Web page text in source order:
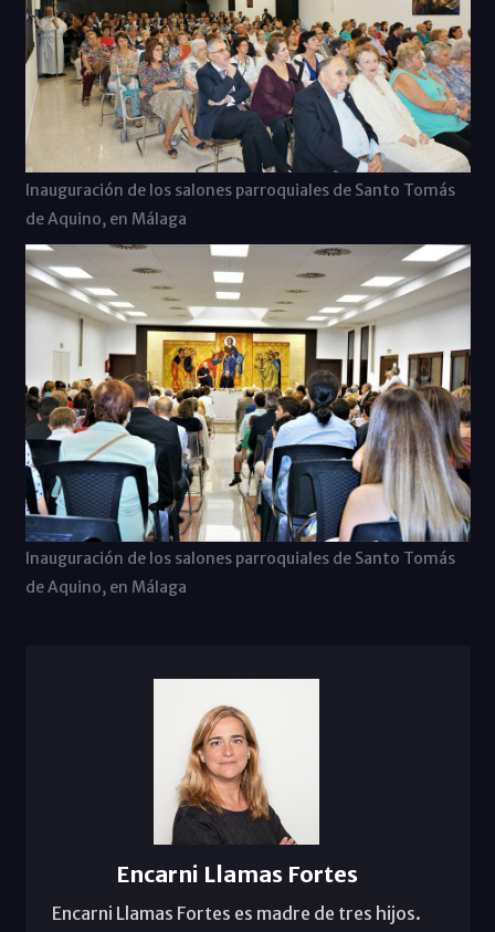
Inauguración de los salones parroquiales de Santo Tomás
de Aquino, en Málaga
Inauguración de los salones parroquiales de Santo Tomás
de Aquino, en Málaga
Encarni Llamas Fortes
Encarni Llamas Fortes es madre de tres hijos.